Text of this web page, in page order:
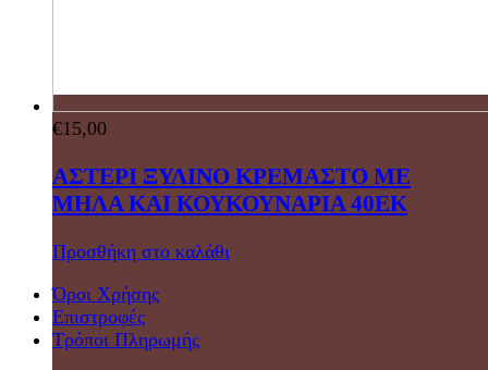
€15,00
ΑΣΤΕΡΙ ΞΥΛΙΝΟ ΚΡΕΜΑΣΤΟ ΜΕ
ΜΗΛΑ ΚΑΙ ΚΟΥΚΟΥΝΑΡΙΑ 40ΕΚ
Προσθήκη στο καλάθι
Όροι Χρήσης
Επιστροφές
Τρόποι Πληρωμής